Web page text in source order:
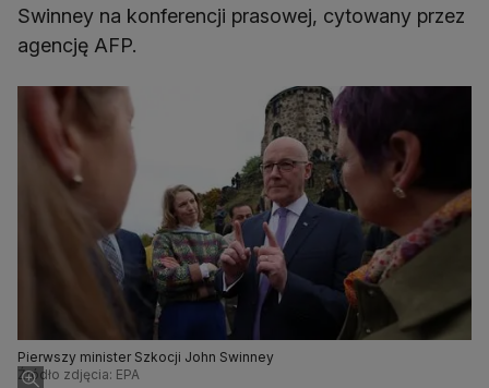
Swinney na konferencji prasowej, cytowany przez
agencję AFP.
Pierwszy minister Szkocji John Swinney
Źródło zdjęcia: EPA